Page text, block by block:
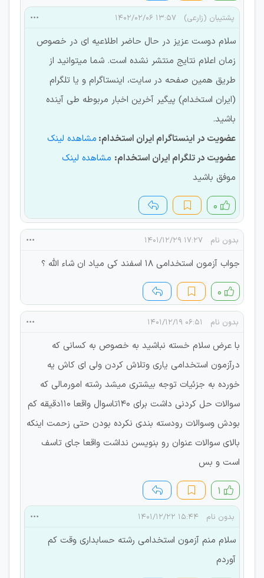
پشتیبان (زارعی) ۱۳:۵۷ ۱۴۰۲/۰۲/۰۶
سلام دوست عزیز در حال حاضر اطلاعیه ای در خصوص
زمان اعلام نتایج منتشر نشده است. شما میتوانید از
طریق همین صفحه در سایت، اینستاگرام و یا تلگرام
(ایران استخدام) پیگیر آخرین اخبار مربوطه طی آینده
باشید.
عضویت در اینستاگرام ایران استخدام: مشاهده لینک
عضویت در تلگرام ایران استخدام: مشاهده لینک
موفق باشید
۰
بدون نام ۱۷:۲۷ ۱۴۰۱/۱۲/۲۹
جواب آزمون استخدامی ۱۸ اسفند کی میاد ان شاء الله ؟
۰
بدون نام ۰۶:۵۱ ۱۴۰۱/۱۲/۱۹
با عرض سلام خسته نباشید به خصوص به کسانی که
درآزمون استخدامی یاری وتلاش کردن ولی ای کاش یه
خورده به جزئیات توجه بیشتری میشد رشته امورمالی که
سوالات حل کردنی داشت برای ۱۴۰تاسوال واقعا ۱۱۰دقیقه کم
بودش وسوالات رودسته بندی نکرده بودن حتی زحمت اینکه
بالای سوالات عنوان رو بنویسن نداشت واقعا جای تاسف
است و بس
۱
بدون نام ۱۵:۴۴ ۱۴۰۱/۱۲/۲۲
سلام منم آزمون استخدامی رشته حسابداری وقت کم
آوردم